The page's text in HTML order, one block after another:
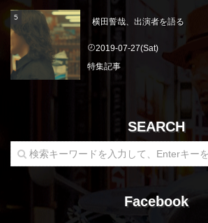
横田誓哉、出演者を語る
2019-07-27(Sat)
特集記事
SEARCH
Facebook